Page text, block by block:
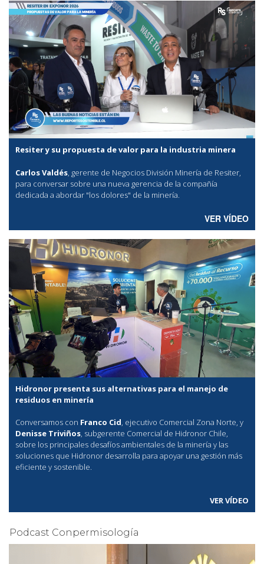
Resiter y su propuesta de valor para la industria minera
Carlos Valdés, gerente de Negocios División Minería de Resiter,
para conversar sobre una nueva gerencia de la compañía
dedicada a abordar "los dolores" de la minería.
VER VÍDEO
Hidronor presenta sus alternativas para el manejo de
residuos en minería
Conversamos con Franco Cid, ejecutivo Comercial Zona Norte, y
Denisse Triviños, subgerente Comercial de Hidronor Chile,
sobre los principales desafíos ambientales de la minería y las
soluciones que Hidronor desarrolla para apoyar una gestión más
eficiente y sostenible.
VER VÍDEO
Podcast Conpermisología